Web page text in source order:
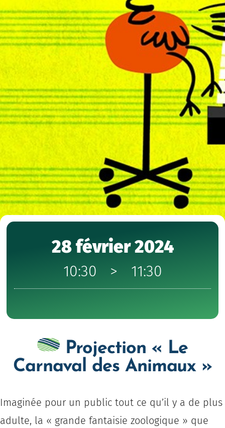
28 février 2024
10:30 > 11:30
Projection « Le
Carnaval des Animaux »
Imaginée pour un public tout ce qu’il y a de plus
adulte, la « grande fantaisie zoologique » que